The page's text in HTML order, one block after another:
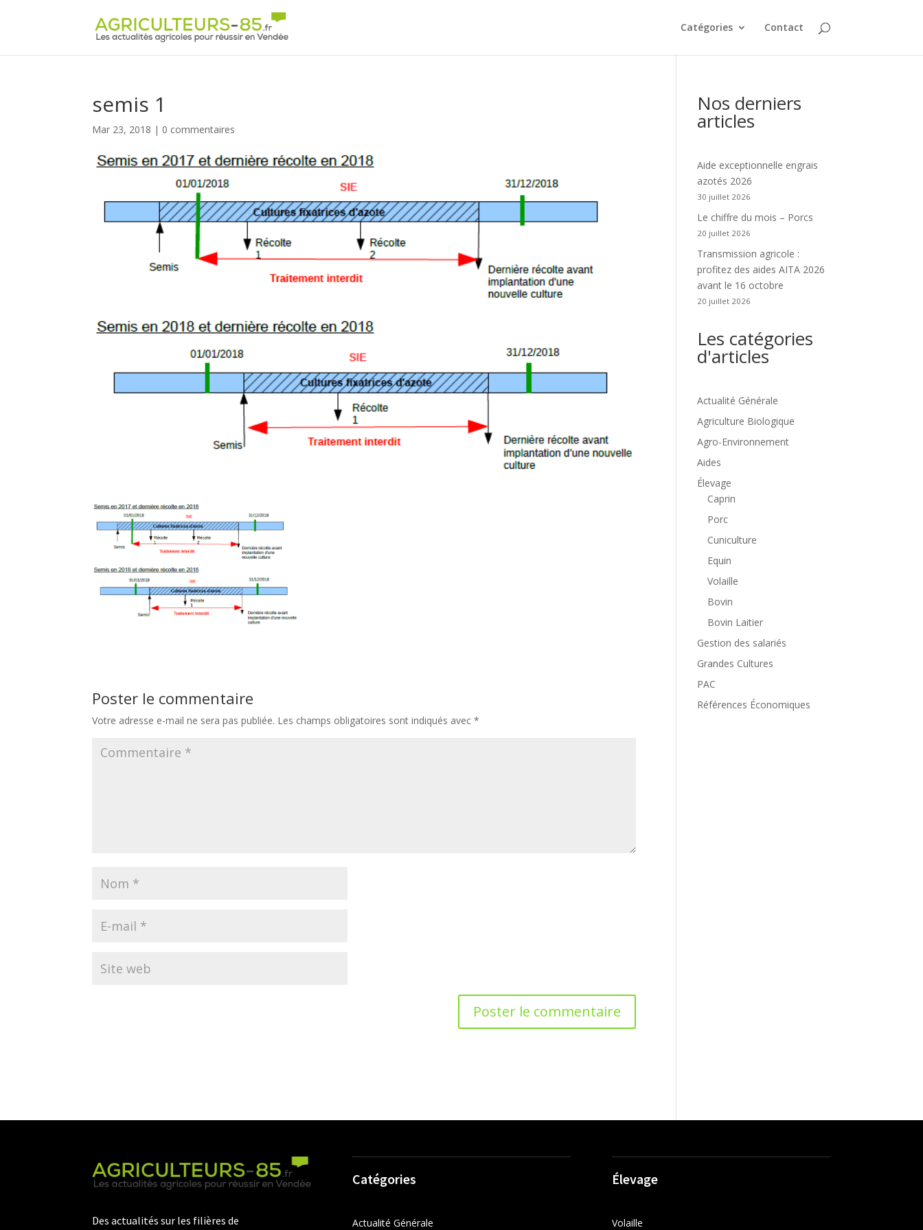
Catégories Contact
semis 1
Mar 23, 2018 | 0 commentaires
Poster le commentaire
Votre adresse e-mail ne sera pas publiée. Les champs obligatoires sont indiqués avec*
Nos derniers
articles
Aide exceptionnelle engrais
azotés 2026
30 juillet 2026
Le chiffre du mois – Porcs
20 juillet 2026
Transmission agricole :
profitez des aides AITA 2026
avant le 16 octobre
20 juillet 2026
Les catégories
d'articles
Actualité Générale
Agriculture Biologique
Agro-Environnement
Aides
Élevage
Caprin
Porc
Cuniculture
Equin
Volaille
Bovin
Bovin Laitier
Gestion des salariés
Grandes Cultures
PAC
Références Économiques
Des actualités sur les filières de
Catégories
Actualité Générale
Élevage
Volaille